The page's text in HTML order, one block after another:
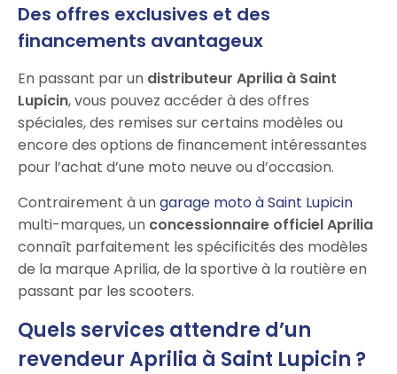
Des offres exclusives et des
financements avantageux
En passant par un distributeur Aprilia à Saint
Lupicin, vous pouvez accéder à des offres
spéciales, des remises sur certains modèles ou
encore des options de financement intéressantes
pour l’achat d’une moto neuve ou d’occasion.
Contrairement à ungarage moto à Saint Lupicin
multi-marques, un concessionnaire officiel Aprilia
connaît parfaitement les spécificités des modèles
de la marque Aprilia, de la sportive à la routière en
passant par les scooters.
Quels services attendre d’un
revendeur Aprilia à Saint Lupicin ?